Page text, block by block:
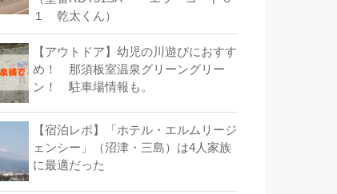
１ 乾太くん）
【アウトドア】幼児の川遊びにおすす
め！ 那須板室温泉グリーングリー
ン！ 駐車場情報も。
【宿泊レポ】「ホテル・エルムリージ
ェンシー」（沼津・三島）は4人家族
に最適だった